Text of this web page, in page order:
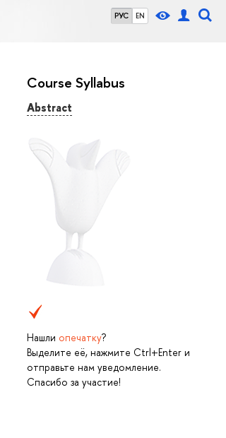
РУС EN
Course Syllabus
Abstract
Нашли опечатку?
Выделите её, нажмите Ctrl+Enter и
отправьте нам уведомление.
Спасибо за участие!